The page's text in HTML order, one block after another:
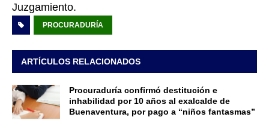
Juzgamiento.
PROCURADURÍA
ARTÍCULOS RELACIONADOS
Procuraduría confirmó destitución e
inhabilidad por 10 años al exalcalde de
Buenaventura, por pago a “niños fantasmas”